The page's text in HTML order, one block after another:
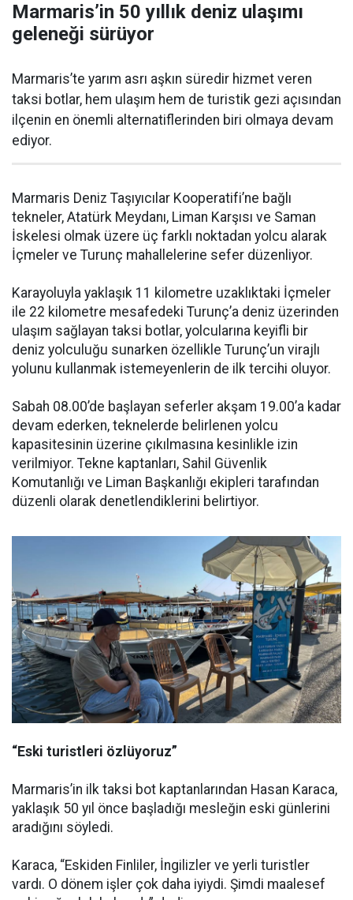
Marmaris’in 50 yıllık deniz ulaşımı
geleneği sürüyor
Marmaris’te yarım asrı aşkın süredir hizmet veren
taksi botlar, hem ulaşım hem de turistik gezi açısından
ilçenin en önemli alternatiflerinden biri olmaya devam
ediyor.
Marmaris Deniz Taşıyıcılar Kooperatifi’ne bağlı
tekneler, Atatürk Meydanı, Liman Karşısı ve Saman
İskelesi olmak üzere üç farklı noktadan yolcu alarak
İçmeler ve Turunç mahallelerine sefer düzenliyor.
Karayoluyla yaklaşık 11 kilometre uzaklıktaki İçmeler
ile 22 kilometre mesafedeki Turunç’a deniz üzerinden
ulaşım sağlayan taksi botlar, yolcularına keyifli bir
deniz yolculuğu sunarken özellikle Turunç’un virajlı
yolunu kullanmak istemeyenlerin de ilk tercihi oluyor.
Sabah 08.00’de başlayan seferler akşam 19.00’a kadar
devam ederken, teknelerde belirlenen yolcu
kapasitesinin üzerine çıkılmasına kesinlikle izin
verilmiyor. Tekne kaptanları, Sahil Güvenlik
Komutanlığı ve Liman Başkanlığı ekipleri tarafından
düzenli olarak denetlendiklerini belirtiyor.
“Eski turistleri özlüyoruz”
Marmaris’in ilk taksi bot kaptanlarından Hasan Karaca,
yaklaşık 50 yıl önce başladığı mesleğin eski günlerini
aradığını söyledi.
Karaca, “Eskiden Finliler, İngilizler ve yerli turistler
vardı. O dönem işler çok daha iyiydi. Şimdi maalesef